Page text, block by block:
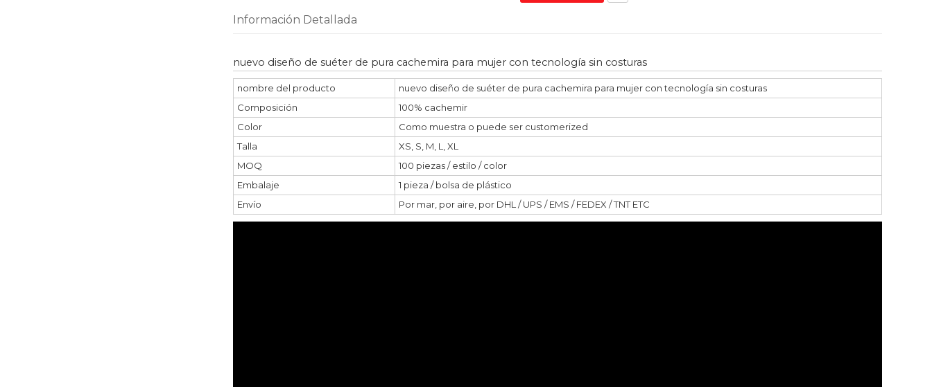
Información Detallada
nuevo diseño de suéter de pura cachemira para mujer con tecnología sin costuras
nombre del producto
nuevo diseño de suéter de pura cachemira para mujer con tecnología sin costuras
Composición
100% cachemir
Color
Como muestra o puede ser customerized
Talla
XS, S, M, L, XL
MOQ
100 piezas / estilo / color
Embalaje
1 pieza / bolsa de plástico
Envío
Por mar, por aire, por DHL / UPS / EMS / FEDEX / TNT ETC